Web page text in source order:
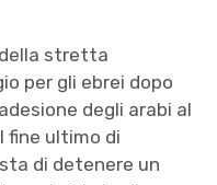
stretta
per gli ebrei dopo
degli arabi al
fine ultimo di
di detenere un